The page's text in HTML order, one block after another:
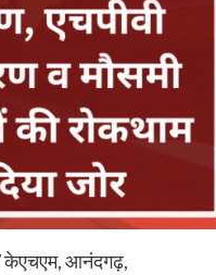
केएचएम, आनंदगढ़,